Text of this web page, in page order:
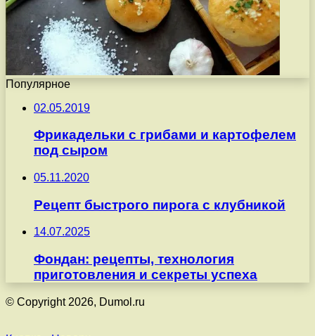
Популярное
02.05.2019
Фрикадельки с грибами и картофелем
под сыром
05.11.2020
Рецепт быстрого пирога с клубникой
14.07.2025
Фондан: рецепты, технология
приготовления и секреты успеха
© Copyright 2026, Dumol.ru